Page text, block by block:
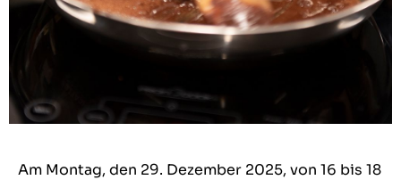
Am Montag, den 29. Dezember 2025, von 16 bis 18